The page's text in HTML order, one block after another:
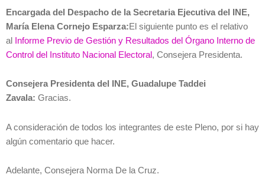
Encargada del Despacho de la Secretaria Ejecutiva del INE,
María Elena Cornejo Esparza:El siguiente punto es el relativo
al Informe Previo de Gestión y Resultados del Órgano Interno de
Control del Instituto Nacional Electoral, Consejera Presidenta.
Consejera Presidenta del INE, Guadalupe Taddei
Zavala: Gracias.
A consideración de todos los integrantes de este Pleno, por si hay
algún comentario que hacer.
Adelante, Consejera Norma De la Cruz.